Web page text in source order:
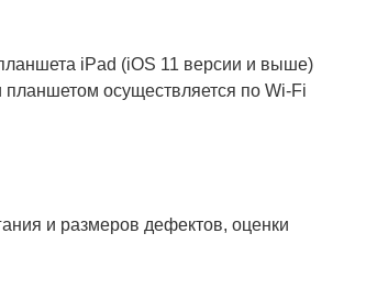
iPad (iOS 11 версии и выше)
осуществляется по Wi-Fi
и размеров дефектов, оценки